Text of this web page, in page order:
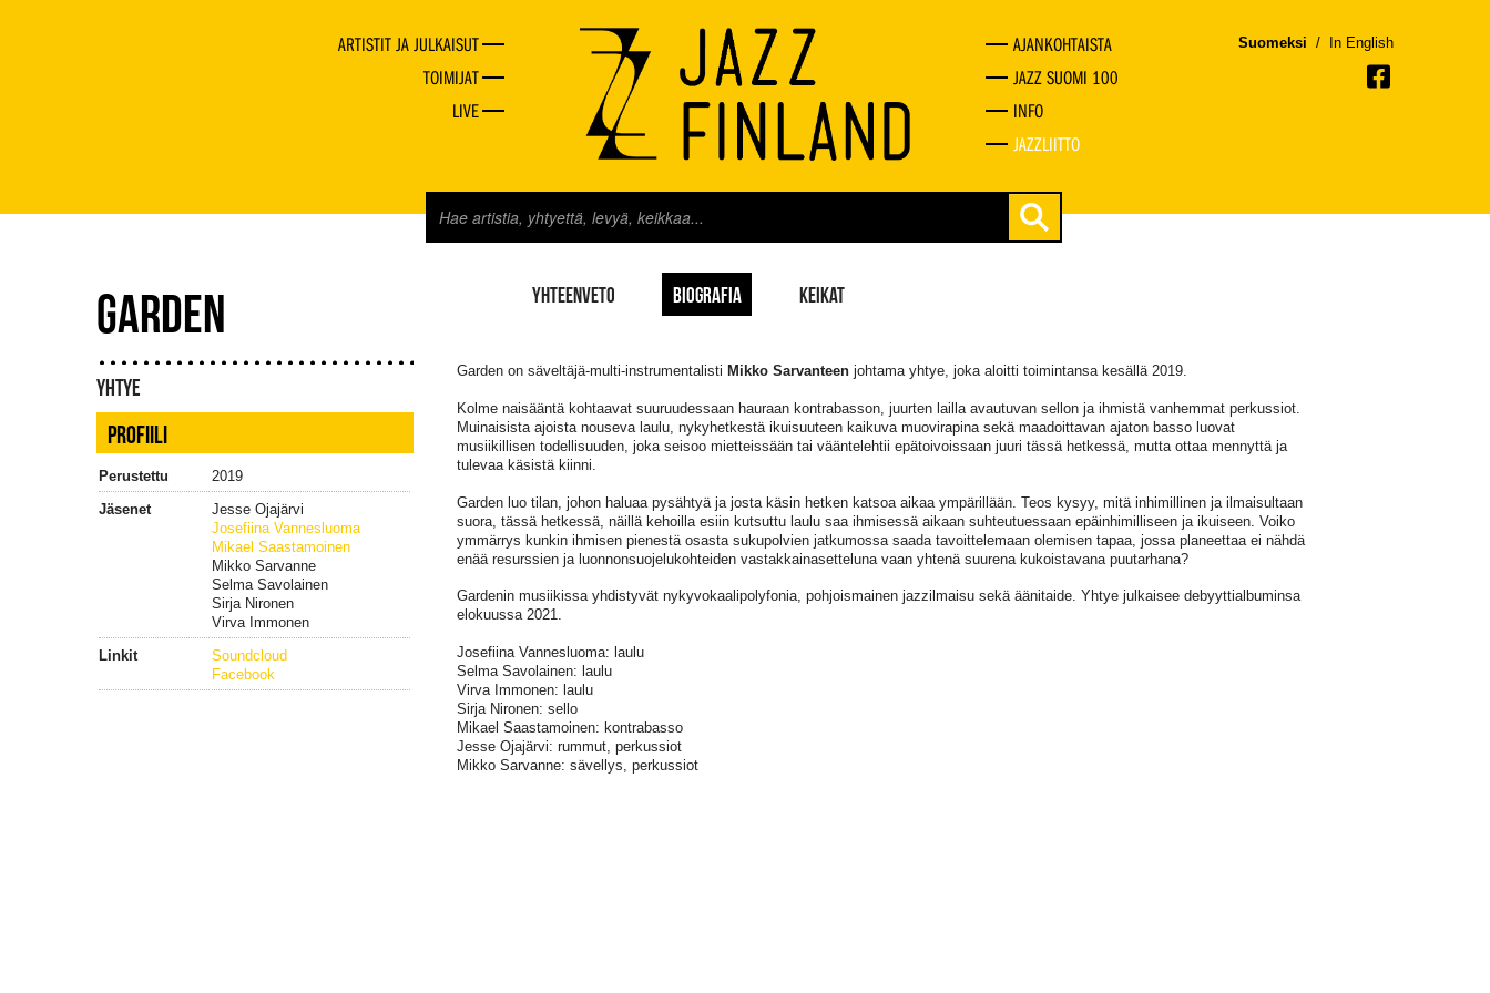
ARTISTIT JA JULKAISUT
TOIMIJAT
LIVE
AJANKOHTAISTA
JAZZ SUOMI 100
INFO
JAZZLIITTO
Suomeksi / In English
YHTEENVETO BIOGRAFIA KEIKAT
GARDEN
YHTYE
PROFIILI
Perustettu
2019
Jäsenet
Jesse Ojajärvi
Josefiina Vannesluoma
Mikael Saastamoinen
Mikko Sarvanne
Selma Savolainen
Sirja Nironen
Virva Immonen
Linkit
Soundcloud
Facebook
Garden on säveltäjä-multi-instrumentalisti Mikko Sarvanteenjohtama yhtye, joka aloitti toimintansa kesällä 2019.
Kolme naisääntä kohtaavat suuruudessaan hauraan kontrabasson, juurten lailla avautuvan sellon ja ihmistä vanhemmat perkussiot.
Muinaisista ajoista nouseva laulu, nykyhetkestä ikuisuuteen kaikuva muovirapina sekä maadoittavan ajaton basso luovat
musiikillisen todellisuuden, joka seisoo mietteissään tai vääntelehtii epätoivoissaan juuri tässä hetkessä, mutta ottaa mennyttä ja
tulevaa käsistä kiinni.
Garden luo tilan, johon haluaa pysähtyä ja josta käsin hetken katsoa aikaa ympärillään. Teos kysyy, mitä inhimillinen ja ilmaisultaan
suora, tässä hetkessä, näillä kehoilla esiin kutsuttu laulu saa ihmisessä aikaan suhteutuessaan epäinhimilliseen ja ikuiseen. Voiko
ymmärrys kunkin ihmisen pienestä osasta sukupolvien jatkumossa saada tavoittelemaan olemisen tapaa, jossa planeettaa ei nähdä
enää resurssien ja luonnonsuojelukohteiden vastakkainasetteluna vaan yhtenä suurena kukoistavana puutarhana?
Gardenin musiikissa yhdistyvät nykyvokaalipolyfonia, pohjoismainen jazzilmaisu sekä äänitaide. Yhtye julkaisee debyyttialbuminsa
elokuussa 2021.
Josefiina Vannesluoma: laulu
Selma Savolainen: laulu
Virva Immonen: laulu
Sirja Nironen: sello
Mikael Saastamoinen: kontrabasso
Jesse Ojajärvi: rummut, perkussiot
Mikko Sarvanne: sävellys, perkussiot